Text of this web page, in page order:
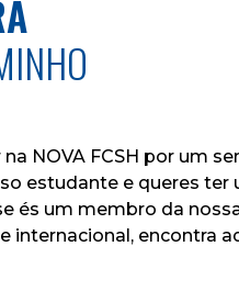
NOVA FCSH por um
estudante e queres ter
és um membro da
internacional, encontra